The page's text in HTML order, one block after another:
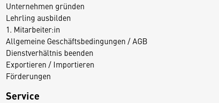
Unternehmen gründen
Lehrling ausbilden
1. Mitarbeiter:in
Allgemeine Geschäftsbedingungen / AGB
Dienstverhältnis beenden
Exportieren / Importieren
Förderungen
Service